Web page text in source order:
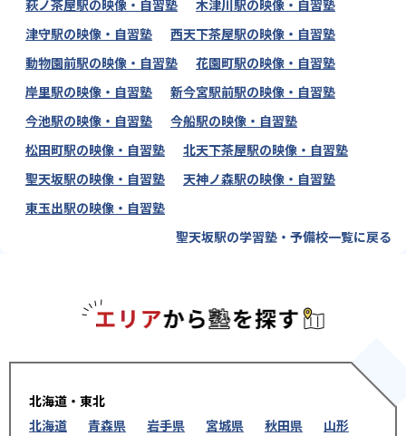
萩ノ茶屋駅の映像・自習塾
木津川駅の映像・自習塾
津守駅の映像・自習塾
西天下茶屋駅の映像・自習塾
動物園前駅の映像・自習塾
花園町駅の映像・自習塾
岸里駅の映像・自習塾
新今宮駅前駅の映像・自習塾
今池駅の映像・自習塾
今船駅の映像・自習塾
松田町駅の映像・自習塾
北天下茶屋駅の映像・自習塾
聖天坂駅の映像・自習塾
天神ノ森駅の映像・自習塾
東玉出駅の映像・自習塾
聖天坂駅の学習塾・予備校一覧に戻る
北海道・東北
北海道
青森県 岩手県 宮城県 秋田県
山形